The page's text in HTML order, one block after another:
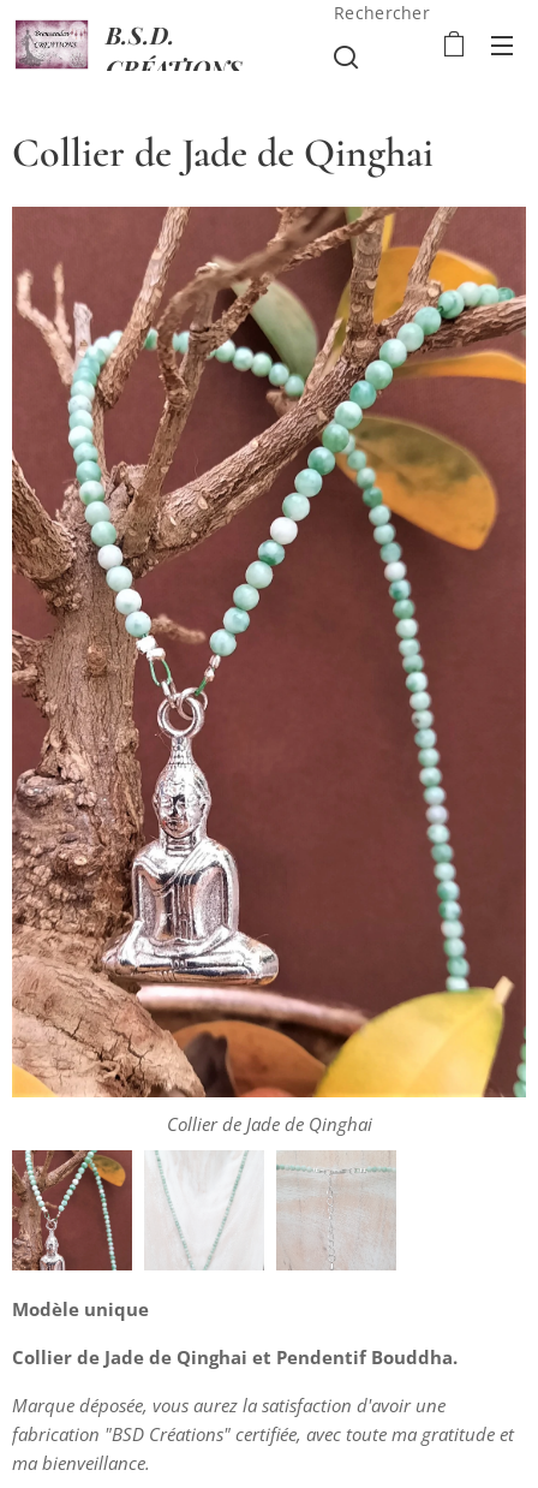
B.S.D.
CRÉATIONS
Rechercher
Collier de Jade de Qinghai
Collier de Jade de Qinghai
Collier de Jade de Qinghai
Collier de Jade de Qinghai
Modèle unique
Collier de Jade de Qinghai et Pendentif Bouddha.
Marque déposée, vous aurez la satisfaction d'avoir une
fabrication "BSD Créations" certifiée, avec toute ma gratitude et
ma bienveillance.